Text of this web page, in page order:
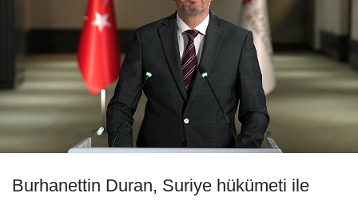
Burhanettin Duran, Suriye hükümeti ile